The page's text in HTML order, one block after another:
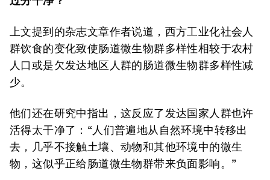
上文提到的杂志文章作者说道，西方工业化社会人
群饮食的变化致使肠道微生物群多样性相较于农村
人口或是欠发达地区人群的肠道微生物群多样性减
少。
他们还在研究中指出，这反应了发达国家人群也许
活得太干净了：“人们普遍地从自然环境中转移出
去，几乎不接触土壤、动物和其他环境中的微生
物，这似乎正给肠道微生物群带来负面影响。”